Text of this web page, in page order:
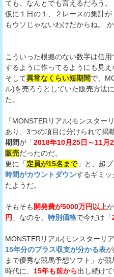
ても、なんとでも言えるだろう。
仮に１日の１、２レースの集計
もウソじゃないわけだからね。
こういった根拠のない数字は信
するように作ってるようにも見え
そして異常なくらい短期間で、
ル)を売ろうとしていた販売方法に
た。
「MONSTERリアル(モンスター
あり、3つの項目に分けられて掲
期間が「2018年10月25日～11月
販売だったのだ。
更に「定員が15名まで」と、超プ
時間がカウントダウンするギミッ
たようだ。
そもそも 開発費が5000万円以上
円 」なのを、 特別価格で今だけ「
MONSTERリアル(モンスターリ
15年分のプラス収支が分かる表
まで優秀な競馬予想ソフト」が
時代に、 15年も前から出し続け